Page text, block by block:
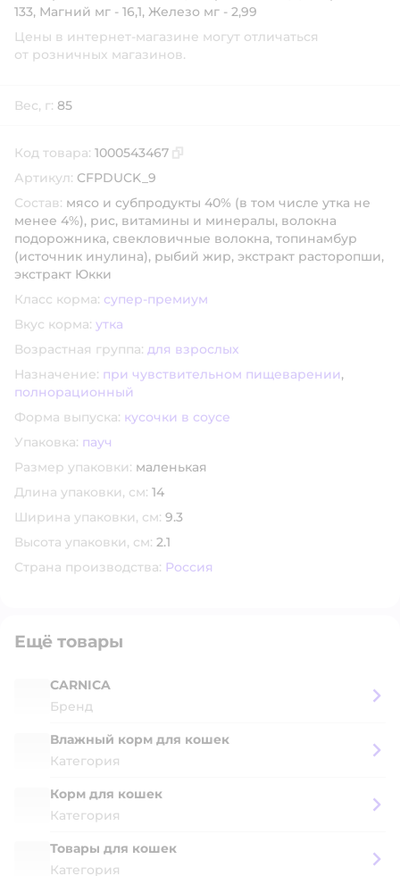
133, Магний мг - 16,1, Железо мг - 2,99
Цены в интернет-магазине могут отличаться
от розничных магазинов.
Вес, г: 85
Код товара: 1000543467
Артикул: CFPDUCK_9
Состав: мясо и субпродукты 40% (в том числе утка не
менее 4%), рис, витамины и минералы, волокна
подорожника, свекловичные волокна, топинамбур
(источник инулина), рыбий жир, экстракт расторопши,
экстракт Юкки
Класс корма: супер-премиум
Вкус корма: утка
Возрастная группа: для взрослых
Назначение: при чувствительном пищеварении,
полнорационный
Форма выпуска: кусочки в соусе
Упаковка: пауч
Размер упаковки: маленькая
Длина упаковки, см: 14
Ширина упаковки, см: 9.3
Высота упаковки, см: 2.1
Страна производства: Россия
Ещё товары
CARNICA
Бренд
Влажный корм для кошек
Категория
Корм для кошек
Категория
Товары для кошек
Категория